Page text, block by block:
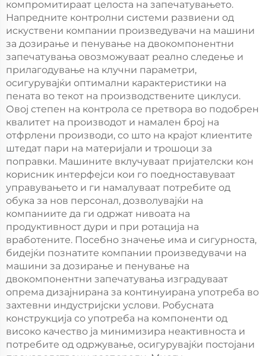
компромитираат целоста на запечатувањето.
Напредните контролни системи развиени од
искуствени компании произведувачи на машини
за дозирање и пенување на двокомпонентни
запечатувања овозможуваат реално следење и
прилагодување на клучни параметри,
осигурувајќи оптимални карактеристики на
пената во текот на производствените циклуси.
Овој степен на контрола се претвора во подобрен
квалитет на производот и намален број на
отфрлени производи, со што на крајот клиентите
штедат пари на материјали и трошоци за
поправки. Машините вклучуваат пријателски кон
корисник интерфејси кои го поедноставуваат
управувањето и ги намалуваат потребите од
обука за нов персонал, дозволувајќи на
компаниите да ги одржат нивоата на
продуктивност дури и при ротација на
вработените. Посебно значење има и сигурноста,
бидејќи познатите компании произведувачи на
машини за дозирање и пенување на
двокомпонентни запечатувања изградуваат
опрема дизајнирана за континуирана употреба во
захтевни индустријски услови. Робусната
конструкција со употреба на компоненти од
високо качество ја минимизира неактивноста и
потребите од одржување, осигурувајќи постојани